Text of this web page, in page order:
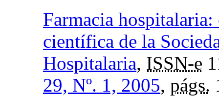
Farmacia
científica de la
Hospitalaria, ISSN-e
29, Nº. 1, 2005, págs.